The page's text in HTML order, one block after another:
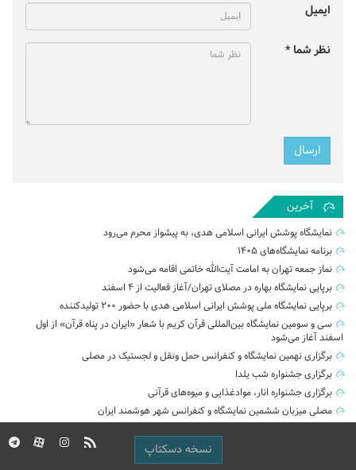
ایمیل
نظر شما *
آخرین
نمایشگاه پوشش ایرانی اسلامی هدی، به پیشواز محرم می‌رود
برنامه نمایشگاه‌های ۱۴۰۵
نماز جمعه تهران به امامت آیت‌الله خاتمی اقامه می‌شود
برپایی نمایشگاه بهاره در مصلای تهران/آغاز فعالیت از ۴ اسفند
برپایی نمایشگاه ملی پوشش ایرانی اسلامی هدی با حضور ۲۰۰ تولیدکننده
سی و سومین نمایشگاه بین‌المللی قرآن کریم با شعار «ایران در پناه قرآن» از اول
اسفند آغاز می‌شود
برگزاری نهمین نمایشگاه و کنفرانس حمل‌ ونقل و لجستیک در مصلی
برگزاری جشنواره شب یلدا
برگزاری جشنواره انار، موادغذایی و میوه‌های قرآنی
مصلی میزبان ششمین نمایشگاه و کنفرانس شهر هوشمند ایران
نسخه دسکتاپ